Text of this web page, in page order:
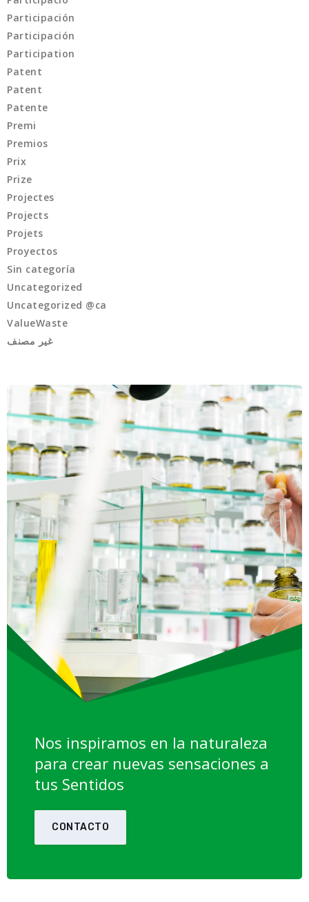
Participación
Participación
Participation
Patent
Patent
Patente
Premi
Premios
Prix
Prize
Projectes
Projects
Projets
Proyectos
Sin categoría
Uncategorized
Uncategorized @ca
ValueWaste
غير مصنف
Nos inspiramos en la naturaleza
para crear nuevas sensaciones a
tus Sentidos
CONTACTO